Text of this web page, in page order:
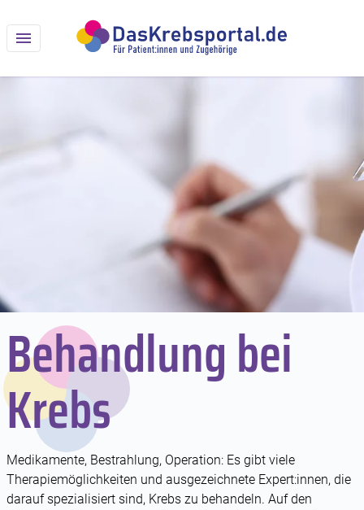
Behandlung bei
Krebs
Medikamente, Bestrahlung, Operation: Es gibt viele
Therapiemöglichkeiten und ausgezeichnete Expert:innen, die
darauf spezialisiert sind, Krebs zu behandeln. Auf den